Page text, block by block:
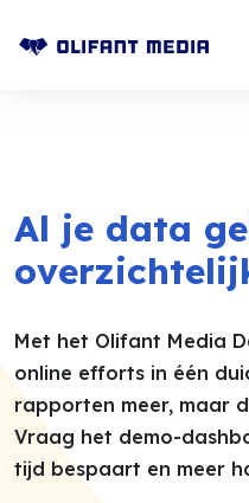
Al je data
Met het Olifant Media
online efforts in één
rapporten meer, maar
Vraag het demo-
tijd bespaart en meer